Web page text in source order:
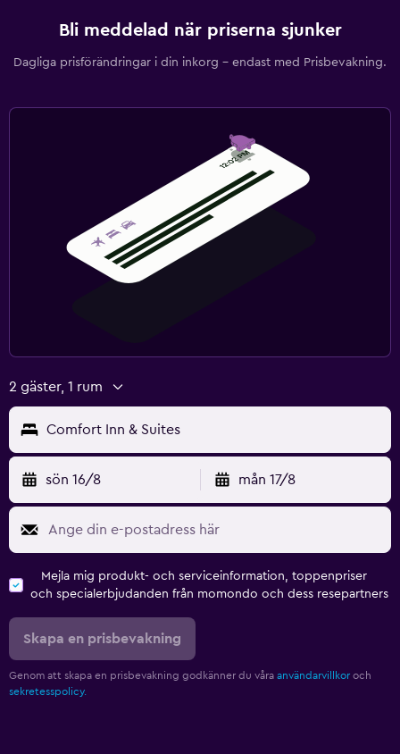
Bli meddelad när priserna sjunker
Dagliga prisförändringar i din inkorg – endast med Prisbevakning.
2 gäster, 1 rum
Comfort Inn & Suites
sön 16/8 mån 17/8
Mejla mig produkt- och serviceinformation, toppenpriser
och specialerbjudanden från momondo och dess resepartners
Skapa en prisbevakning
Genom att skapa en prisbevakning godkänner du våra användarvillkor och
sekretesspolicy.